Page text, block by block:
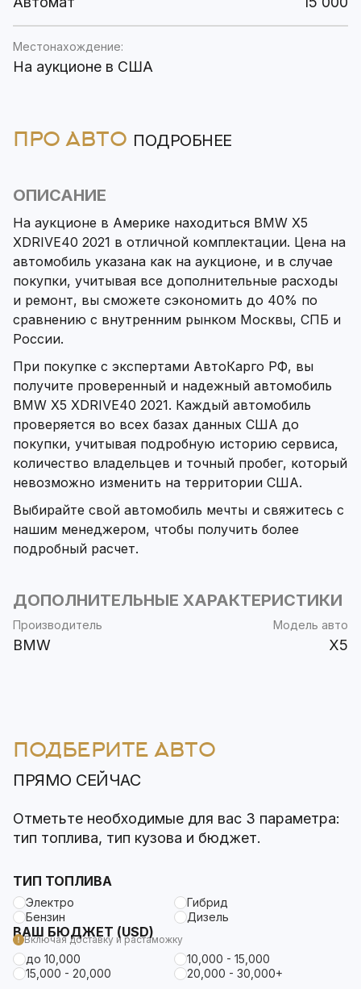
Местонахождение:
На аукционе в США
ПРО АВТО ПОДРОБНЕЕ
ОПИСАНИЕ
На аукционе в Америке находиться BMW X5
XDRIVE40 2021 в отличной комплектации. Цена на
автомобиль указана как на аукционе, и в случае
покупки, учитывая все дополнительные расходы
и ремонт, вы сможете сэкономить до 40% по
сравнению с внутренним рынком Москвы, СПБ и
России.
При покупке с экспертами АвтоКарго РФ, вы
получите проверенный и надежный автомобиль
BMW X5 XDRIVE40 2021. Каждый автомобиль
проверяется во всех базах данных США до
покупки, учитывая подробную историю сервиса,
количество владельцев и точный пробег, который
невозможно изменить на территории США.
Выбирайте свой автомобиль мечты и свяжитесь с
нашим менеджером, чтобы получить более
подробный расчет.
ДОПОЛНИТЕЛЬНЫЕ ХАРАКТЕРИСТИКИ
Производитель
BMW
Модель авто
X5
ПОДБЕРИТЕ АВТО
ПРЯМО СЕЙЧАС
Отметьте необходимые для вас 3 параметра:
тип топлива, тип кузова и бюджет.
ТИП ТОПЛИВА
Электро
Гибрид
Бензин
Дизель
ВАШ БЮДЖЕТ (USD)
Включая доставку и растаможку
до 10,000
10,000 - 15,000
15,000 - 20,000
20,000 - 30,000+